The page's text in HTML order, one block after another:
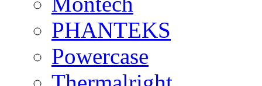
PHANTEKS
Powercase